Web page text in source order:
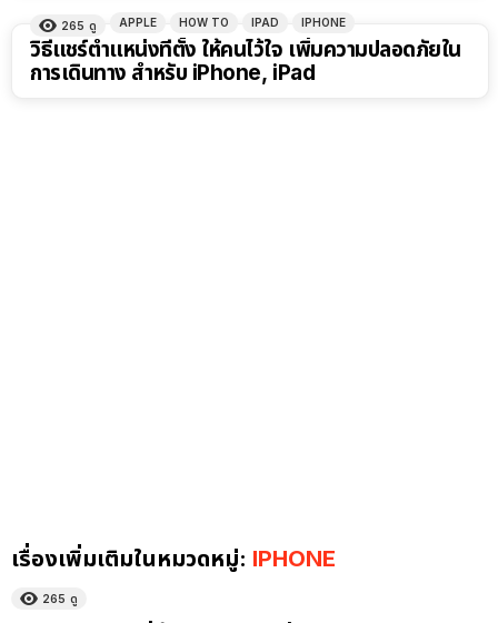
265 ดู APPLE HOW TO IPAD IPHONE
วิธีแชร์ตำแหน่งที่ตั้ง ให้คนไว้ใจ เพิ่มความปลอดภัยใน
การเดินทาง สำหรับ iPhone, iPad
เรื่องเพิ่มเติมในหมวดหมู่: IPHONE
265 ดู